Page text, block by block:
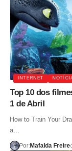
INTERNET
Top 10 dos
1 de Abril
How to Train Your
a…
Por:Mafalda Freire